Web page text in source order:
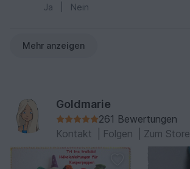
Ja Nein
Mehr anzeigen
Goldmarie
261 Bewertungen
Kontakt
Folgen Zum Store